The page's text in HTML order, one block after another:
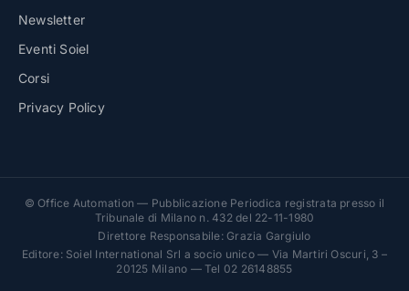
Newsletter
Eventi Soiel
Corsi
Privacy Policy
© Office Automation — Pubblicazione Periodica registrata presso il
Tribunale di Milano n. 432 del 22-11-1980
Direttore Responsabile: Grazia Gargiulo
Editore: Soiel International Srl a socio unico — Via Martiri Oscuri, 3 –
20125 Milano — Tel 02 26148855